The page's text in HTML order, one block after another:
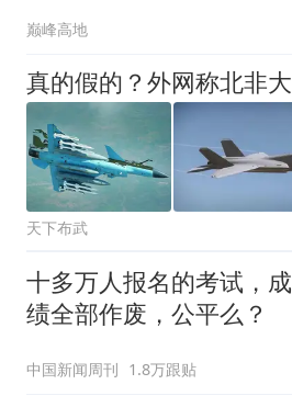
巅峰高地
天下布武
十多万人报名的考试，成
绩全部作废，公平么？
中国新闻周刊 1.8万跟贴